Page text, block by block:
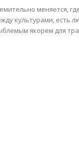
меняется,
культурами, есть
якорем для